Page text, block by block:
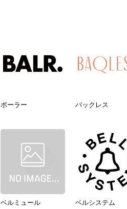
ボーラー バックレス
ベルミュール ベルシステム